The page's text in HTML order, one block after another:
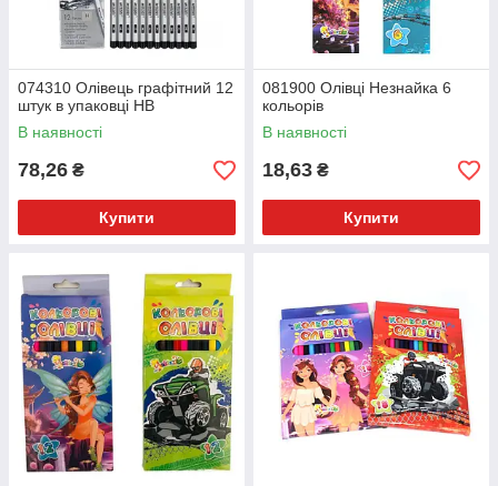
074310 Олівець графітний 12
штук в упаковці HB
В наявності
78,26 ₴
Купити
081900 Олівці Незнайка 6
кольорів
В наявності
18,63 ₴
Купити